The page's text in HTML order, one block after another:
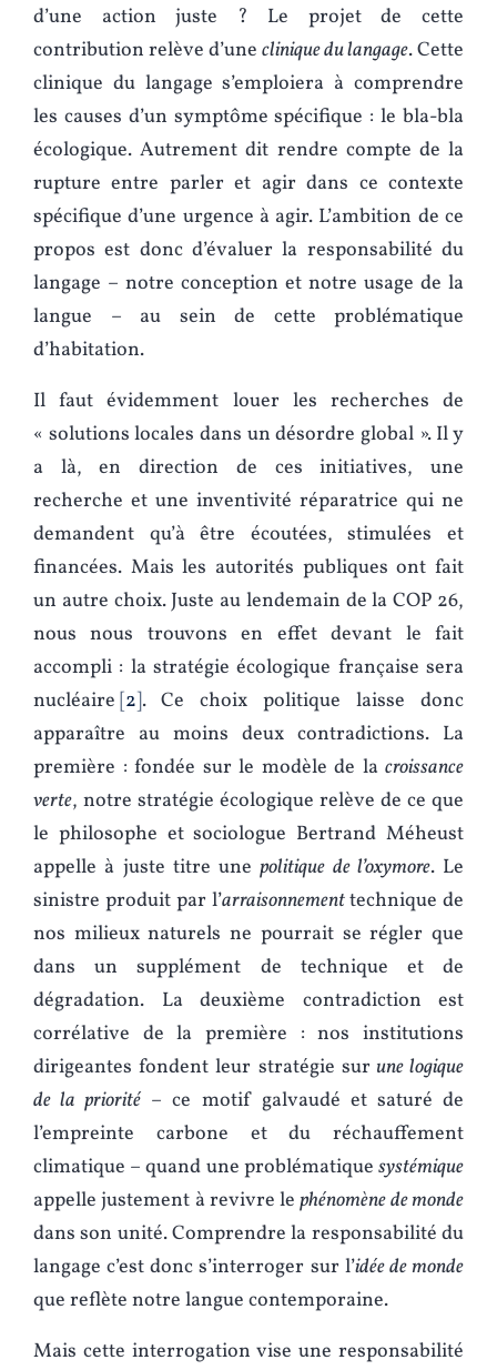
d’une action juste ? Le projet de cette
contribution relève d’une clinique du langage. Cette
clinique du langage s’emploiera à comprendre
les causes d’un symptôme spécifique : le bla-bla
écologique. Autrement dit rendre compte de la
rupture entre parler et agir dans ce contexte
spécifique d’une urgence à agir. L’ambition de ce
propos est donc d’évaluer la responsabilité du
langage – notre conception et notre usage de la
langue – au sein de cette problématique
d’habitation.
Il faut évidemment louer les recherches de
« solutions locales dans un désordre global ». Il y
a là, en direction de ces initiatives, une
recherche et une inventivité réparatrice qui ne
demandent qu’à être écoutées, stimulées et
financées. Mais les autorités publiques ont fait
un autre choix. Juste au lendemain de la COP 26,
nous nous trouvons en effet devant le fait
accompli : la stratégie écologique française sera
nucléaire 2 . Ce choix politique laisse donc
apparaître au moins deux contradictions. La
première : fondée sur le modèle de la croissance
verte, notre stratégie écologique relève de ce que
le philosophe et sociologue Bertrand Méheust
appelle à juste titre unepolitique de l’oxymore. Le
sinistre produit par l’arraisonnementtechnique de
nos milieux naturels ne pourrait se régler que
dans un supplément de technique et de
dégradation. La deuxième contradiction est
corrélative de la première : nos institutions
dirigeantes fondent leur stratégie surune logique
de la priorité – ce motif galvaudé et saturé de
l’empreinte carbone et du réchauffement
climatique – quand une problématique systémique
appelle justement à revivre lephénomène de monde
dans son unité. Comprendre la responsabilité du
langage c’est donc s’interroger sur l’idée de monde
que reflète notre langue contemporaine.
Mais cette interrogation vise une responsabilité